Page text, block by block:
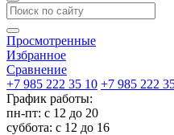
Просмотренные
Избранное
Сравнение
+7 985 222 35 10 +7 985 222
График работы:
пн-пт: с 12 до 20
суббота: c 12 до 16